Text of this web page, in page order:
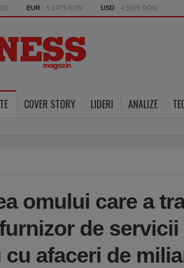
EUR - 5.2473 RON USD - 4.5595 RON
COVER STORY LIDERI ANALIZE
omului care a
de servicii
afaceri de